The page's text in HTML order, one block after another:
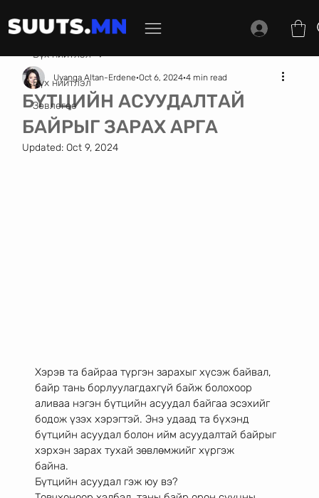
Бүх нийтлэл
Зөвлөгөө
Бүх нийтлэл
БҮТЦИЙН АСУУДАЛТАЙ
БАЙРЫГ ЗАРАХ АРГА
Uyanga Altan-Erdene Oct 6, 2024 4 min read
Updated: Oct 9, 2024
Хэрэв та байраа түргэн зарахыг хүсэж байвал,
байр тань борлуулагдахгүй байж болохоор
аливаа нэгэн бүтцийн асуудал байгаа эсэхийг
бодож үзэх хэрэгтэй. Энэ удаад та бүхэнд
бүтцийн асуудал болон ийм асуудалтай байрыг
хэрхэн зарах тухай зөвлөмжийг хүргэж
байна.
Бүтцийн асуудал гэж юу вэ?